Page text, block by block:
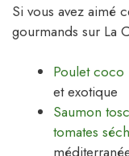
Si vous avez aimé
gourmands sur La
Poulet coco
et exotique
Saumon
tomates